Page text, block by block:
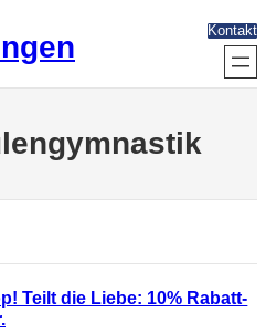
Kontakt
Teilt die Liebe: 10% Rabatt-